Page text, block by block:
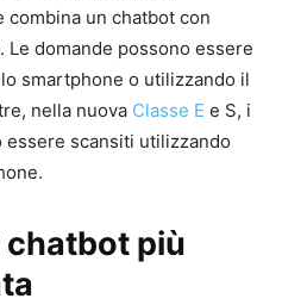
combina un chatbot con
domande possono essere
smartphone o utilizzando il
nella nuova Classe E e S, i
scansiti utilizzando
chatbot più